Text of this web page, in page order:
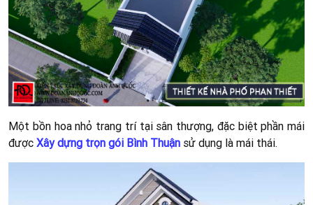
Hình: Phối cảnh khu vực bàn học và kệ tivi